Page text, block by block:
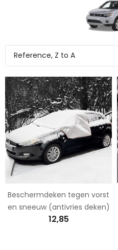
Beschermdeken tegen vorst
en sneeuw (antivries deken)
12,85